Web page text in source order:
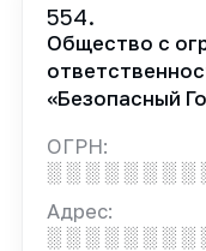
554.
Общество с
«Безопасный
ОГРН:
░ ░ ░ ░ ░ ░ ░ ░
Адрес:
░ ░ ░ ░ ░ ░ ░ ░